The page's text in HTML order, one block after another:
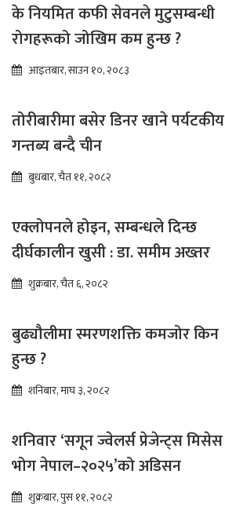
के नियमित कफी सेवनले मुटुसम्बन्धी
रोगहरूको जोखिम कम हुन्छ ?
आइतबार, साउन १०, २०८३
तोरीबारीमा बसेर डिनर खाने पर्यटकीय
गन्तब्य बन्दै चीन
बुधबार, चैत ११, २०८२
एक्लोपनले होइन, सम्बन्धले दिन्छ
दीर्घकालीन खुसी : डा. समीम अख्तर
शुक्रबार, चैत ६, २०८२
बुढ्यौलीमा स्मरणशक्ति कमजोर किन
हुन्छ ?
शनिबार, माघ ३, २०८२
शनिवार ‘सगून ज्वेलर्स प्रेजेन्ट्स मिसेस
भोग नेपाल–२०२५’को अडिसन
शुक्रबार, पुस ११, २०८२